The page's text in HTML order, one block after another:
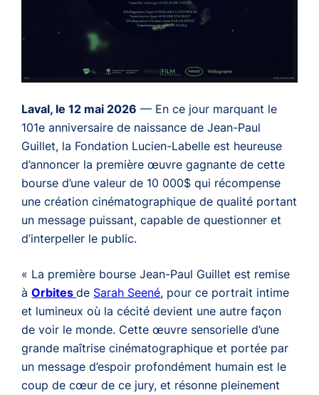
Laval, le 12 mai 2026 — En ce jour marquant le
101e anniversaire de naissance de Jean-Paul
Guillet, la Fondation Lucien-Labelle est heureuse
d’annoncer la première œuvre gagnante de cette
bourse d’une valeur de 10 000$ qui récompense
une création cinématographique de qualité portant
un message puissant, capable de questionner et
d’interpeller le public.
« La première bourse Jean-Paul Guillet est remise
àOrbitesde Sarah Seené, pour ce portrait intime
et lumineux où la cécité devient une autre façon
de voir le monde. Cette œuvre sensorielle d’une
grande maîtrise cinématographique et portée par
un message d’espoir profondément humain est le
coup de cœur de ce jury, et résonne pleinement